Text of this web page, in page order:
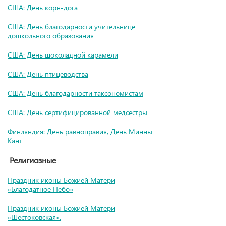
США: День корн-дога
США: День благодарности учительнице
дошкольного образования
США: День шоколадной карамели
США: День птицеводства
США: День благодарности таксономистам
США: День сертифицированной медсестры
Финляндия: День равноправия, День Минны
Кант
Религиозные
Праздник иконы Божией Матери
«Благодатное Небо»
Праздник иконы Божией Матери
«Шестоковская».